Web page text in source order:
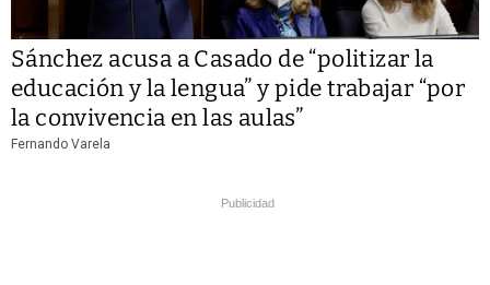
Sánchez acusa a Casado de “politizar la
educación y la lengua” y pide trabajar “por
la convivencia en las aulas”
Fernando Varela
Publicidad